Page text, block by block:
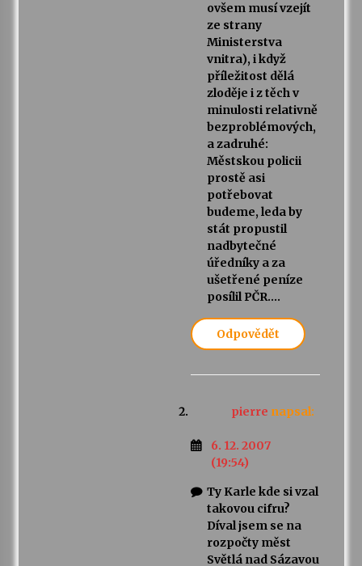
ovšem musí vzejít
ze strany
Ministerstva
vnitra), i když
příležitost dělá
zloděje i z těch v
minulosti relativně
bezproblémových,
a zadruhé:
Městskou policii
prostě asi
potřebovat
budeme, leda by
stát propustil
nadbytečné
úředníky a za
ušetřené peníze
posílil PČR….
Odpovědět
pierre napsal:
6. 12. 2007
(19:54)
Ty Karle kde si vzal
takovou cifru?
Díval jsem se na
rozpočty měst
Světlá nad Sázavou